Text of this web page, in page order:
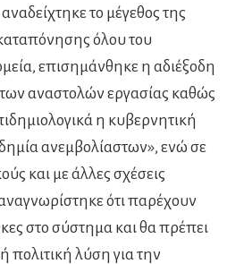
το μέγεθος της
όλου του
επισημάνθηκε η αδιέξοδη
των αναστολών εργασίας καθώς
η κυβερνητική
ανεμβολίαστων», ενώ σε
και με άλλες σχέσεις
ότι παρέχουν
στο σύστημα και θα πρέπει
πολιτική λύση για την